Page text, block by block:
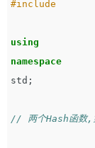
using
namespace
std ;
// 两个Hash函数,